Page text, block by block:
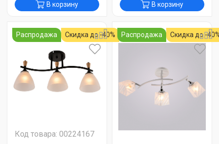
В корзину В корзину
Распродажа Скидка до -40%
Код товара: 00224167
Распродажа Скидка до -